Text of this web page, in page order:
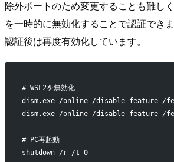
除外ポートのため変更することも難し
を一時的に無効化することで認証できま
認証後は再度有効化しています。
# WSL2を無効化
dism.exe /online /disable-feature /
dism.exe /online /disable-feature /
# PC再起動
shutdown /r /t 0